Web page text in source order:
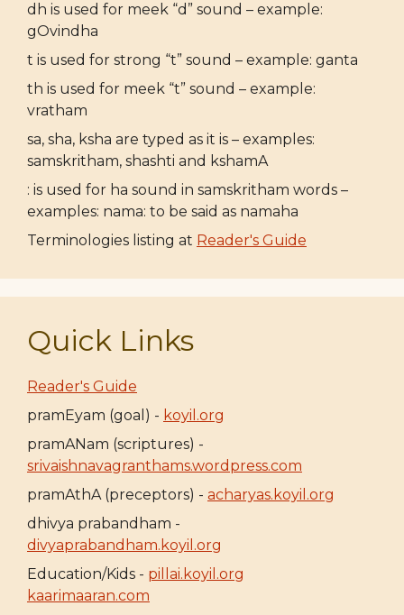
dh is used for meek “d” sound – example:
gOvindha
t is used for strong “t” sound – example: ganta
th is used for meek “t” sound – example:
vratham
sa, sha, ksha are typed as it is – examples:
samskritham, shashti and kshamA
: is used for ha sound in samskritham words –
examples: nama: to be said as namaha
Terminologies listing at Reader's Guide
Quick Links
Reader's Guide
pramEyam (goal) - koyil.org
pramANam (scriptures) -
srivaishnavagranthams.wordpress.com
pramAthA (preceptors) - acharyas.koyil.org
dhivya prabandham -
divyaprabandham.koyil.org
Education/Kids - pillai.koyil.org
kaarimaaran.com